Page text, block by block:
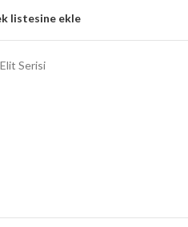
listesine ekle
Elit Serisi